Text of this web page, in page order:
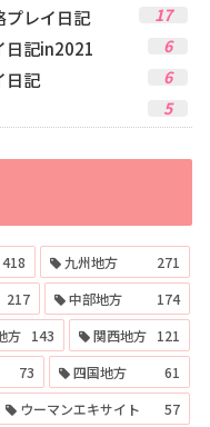
プレイ日記 17
日記in2021 6
日記 6
5
418 九州地方
271
217 中部地方
174
方 143 関西地方 121
73 四国地方
61
ウーマンエキサイト 57